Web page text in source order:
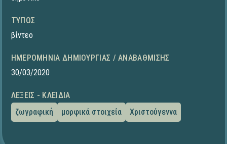
ΤΎΠΟΣ
βίντεο
ΗΜΕΡΟΜΗΝΊΑ ΔΗΜΙΟΥΡΓΊΑΣ / ΑΝΑΒΆΘΜΙΣΗΣ
30/03/2020
ΛΈΞΕΙΣ - ΚΛΕΙΔΙΆ
ζωγραφική
μορφικά στοιχεία Χριστούγεννα